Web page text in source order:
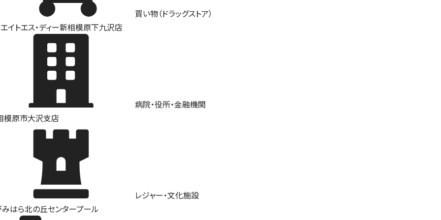
買い物（ドラッグストア）
エイトエス・ディー新相模原下九沢店
病院・役所・金融機関
模原市大沢支店
レジャー・文化施設
みはら北の丘センタープール